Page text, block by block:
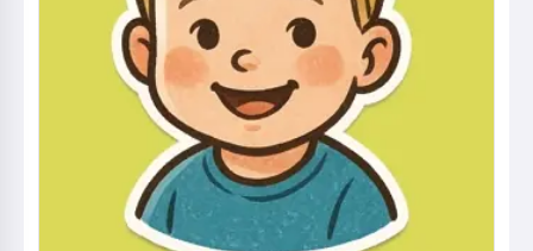
Cześć! Jestem Storiko 👋
Opowiadam magiczne сказки na
dobranoc dla Twoich dzieci 🌟